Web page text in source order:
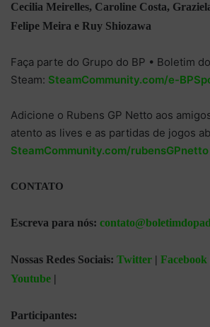
Cecilia Meirelles, Caroline Costa,
Felipe Meira e Ruy Shiozawa
Faça parte do Grupo do BP • Boletim
Steam: SteamCommunity.com/e-
Adicione o Rubens GP Netto aos
atento as lives e as partidas de jogos
SteamCommunity.com/rubensGPnetto
CONTATO
Escreva para nós:
Nossas Redes Sociais: Twitter | Facebook
Youtube |
Participantes: